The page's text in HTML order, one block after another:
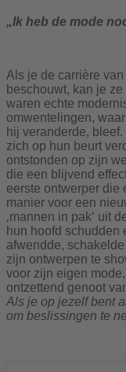
„Ik heb de mode
Als je de carrière
beschouwt, kan je
waren echte
omwentelingen,
hij veranderde,
zich op hun beurt
ontstonden op zijn
die een blijvend
eerste ontwerper die
manier voor een
‚mannen in pak‘ uit
hun hoofd schudden
afwendde,
zijn ontwerpen te
voor zijn eigen
ontzettend genoot
Als je op jezelf bent
om beslissingen te